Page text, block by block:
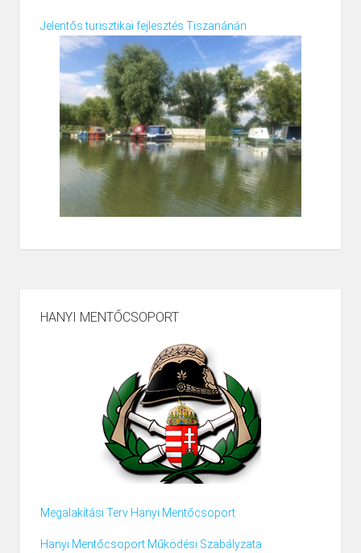
Jelentős turisztikai fejlesztés Tiszanánán
HANYI MENTŐCSOPORT
Megalakítási Terv Hanyi Mentőcsoport
Hanyi Mentőcsoport Működési Szabályzata